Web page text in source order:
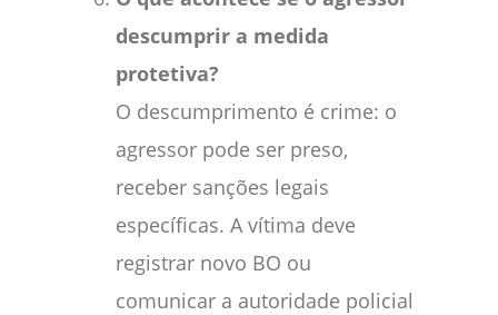
descumprir a medida
protetiva?
O descumprimento é crime: o
agressor pode ser preso,
receber sanções legais
específicas. A vítima deve
registrar novo BO ou
comunicar a autoridade policial